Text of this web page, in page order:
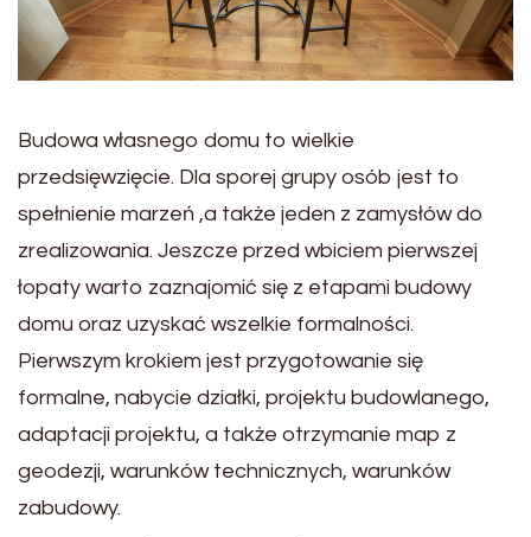
Budowa własnego domu to wielkie
przedsięwzięcie. Dla sporej grupy osób jest to
spełnienie marzeń ,a także jeden z zamysłów do
zrealizowania. Jeszcze przed wbiciem pierwszej
łopaty warto zaznajomić się z etapami budowy
domu oraz uzyskać wszelkie formalności.
Pierwszym krokiem jest przygotowanie się
formalne, nabycie działki, projektu budowlanego,
adaptacji projektu, a także otrzymanie map z
geodezji, warunków technicznych, warunków
zabudowy.